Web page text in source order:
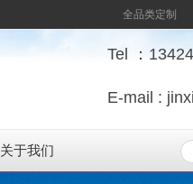
全品类定制
Tel ：
E-mail :
关于我们